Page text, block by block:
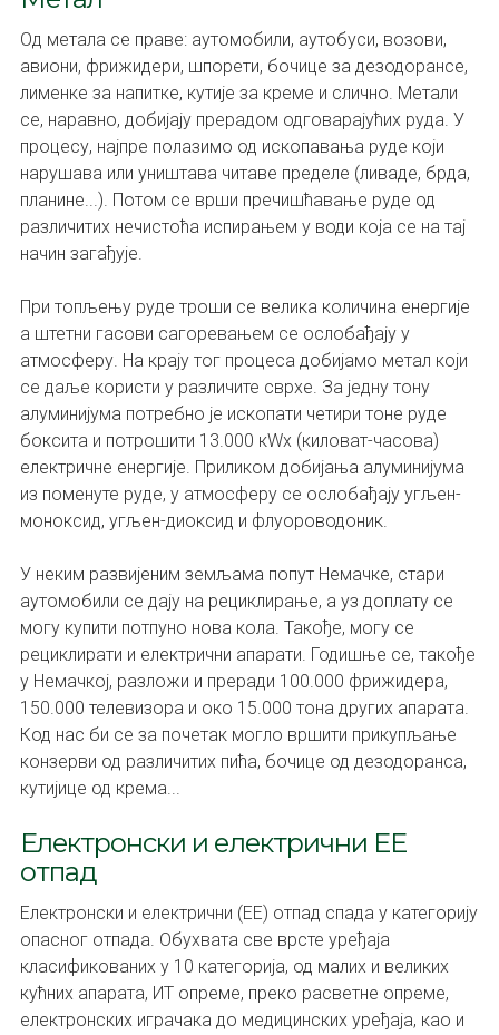
Од метала се праве: аутомобили, аутобуси, возови,
авиони, фрижидери, шпорети, бочице за дезодорансе,
лименке за напитке, кутије за креме и слично. Метали
се, наравно, добијају прерадом одговарајућих руда. У
процесу, најпре полазимо од ископавања руде који
нарушава или уништава читаве пределе (ливаде, брда,
планине...). Потом се врши пречишћавање руде од
различитих нечистоћа испирањем у води која се на тај
начин загађује.
При топљењу руде троши се велика количина енергије
а штетни гасови сагоревањем се ослобађају у
атмосферу. На крају тог процеса добијамо метал који
се даље користи у различите сврхе. За једну тону
алуминијума потребно је ископати четири тоне руде
боксита и потрошити 13.000 кWх (киловат-часова)
електричне енергије. Приликом добијања алуминијума
из поменуте руде, у атмосферу се ослобађају угљен-
моноксид, угљен-диоксид и флуороводоник.
У неким развијеним земљама попут Немачке, стари
аутомобили се дају на рециклирање, а уз доплату се
могу купити потпуно нова кола. Такође, могу се
рециклирати и електрични апарати. Годишње се, такође
у Немачкој, разложи и преради 100.000 фрижидера,
150.000 телевизора и око 15.000 тона других апарата.
Код нас би се за почетак могло вршити прикупљање
конзерви од различитих пића, бочице од дезодоранса,
кутијице од крема...
Електронски и електрични ЕЕ
отпад
Електронски и електрични (ЕЕ) отпад спада у категорију
опасног отпада. Обухвата све врсте уређаја
класификованих у 10 категорија, од малих и великих
кућних апарата, ИТ опреме, преко расветне опреме,
електронских играчака до медицинских уређаја, као и